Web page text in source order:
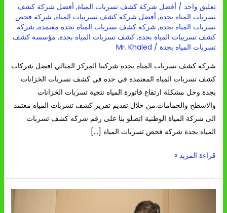
تعليق واحد / أفضل شركة كشف تسربات المياة, أفضل شركة كشف
تسربات المياه بجدة, أفضل شركة كشف تسريبات المياة, شركة فحص
تسربات المياه بجدة, شركة كشف تسربات المياه بجدة معتمدة, شركة
كشف تسريبات المياة بجدة, كشف تسربات المياه بجدة, مؤسسة كشف
تسربات المياه بجدة /
Mr. Khaled
شركة كشف تسربات المياه بجدة شركتنا المركز المثالي افضل شركات
كشف تسربات المياه المعتمدة في جده في كشف تسربات الخزانات
بجدة وحل مشكلة ارتقاع فاتورة المياه نتجية تسربات الخزانات
والاسطح والحمامات.من خلال تقديم تقرير كشف تسربات المياه معتمد
الى شركة المياة الوطنية اتصلو بنا على رقم شركه كشف تسربات
المياه بجدة شركة فحص تسربات المياه […]
قراءة المزيد »